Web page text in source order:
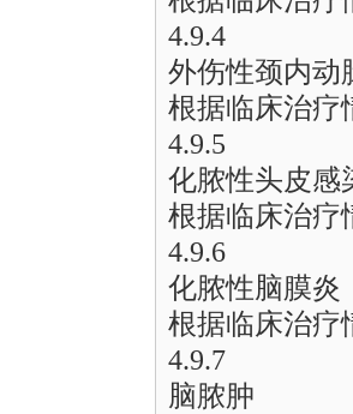
4.9.4
外伤性颈内动
根据临床治疗
4.9.5
化脓性头皮感
根据临床治疗
4.9.6
化脓性脑膜炎
根据临床治疗
4.9.7
脑脓肿